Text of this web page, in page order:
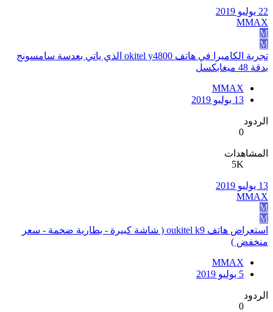
22 يوليو 2019
MMAX
M
M
تجربة الكاميرا في هاتف okitel y4800 الذي ياتي بعدسة سامسونج
بدقة 48 ميغابكسل
MMAX
13 يوليو 2019
الردود
0
المشاهدات
5K
13 يوليو 2019
MMAX
M
M
استعراض هاتف oukitel k9 ( شاشة كبيرة - بطارية ضخمة - سعر
منخفض )
MMAX
5 يوليو 2019
الردود
0